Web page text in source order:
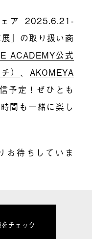
ア 2025.6.21-
」の取り扱い商
ACADEMY公式
） 、 AKOMEYA
予定！ぜひとも
間も一緒に楽し
お待ちしていま
チェック